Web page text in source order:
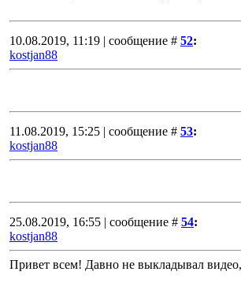
10.08.2019, 11:19 | сообщение # 52:
kostjan88
11.08.2019, 15:25 | сообщение # 53:
kostjan88
25.08.2019, 16:55 | сообщение # 54:
kostjan88
Привет всем! Давно не выкладывал